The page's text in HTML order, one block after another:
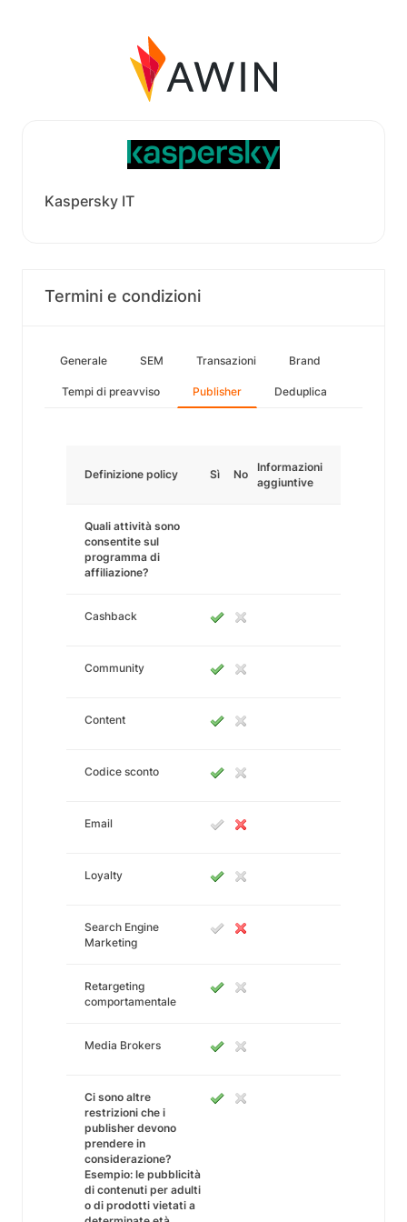
Kaspersky IT
Termini e condizioni
Generale SEM Transazioni Brand
Tempi di preavviso Publisher Deduplica
Definizione policy Sì No
Informazioni
aggiuntive
Quali attività sono
consentite sul
programma di
affiliazione?
Cashback
Community
Content
Codice sconto
Email
Loyalty
Search Engine
Marketing
Retargeting
comportamentale
Media Brokers
Ci sono altre
restrizioni che i
publisher devono
prendere in
considerazione?
Esempio: le pubblicità
di contenuti per adulti
o di prodotti vietati a